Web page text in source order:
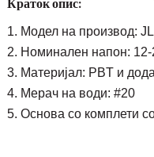
Краток опис:
1. Модел на производ:
2. Номинален напон:
3. Материјал: PBT и
4. Мерач на води: #20
5. Основа со комплети